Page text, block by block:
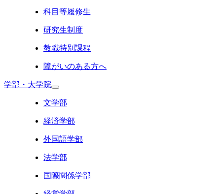
科目等履修生
研究生制度
教職特別課程
障がいのある方へ
学部・大学院
文学部
経済学部
外国語学部
法学部
国際関係学部